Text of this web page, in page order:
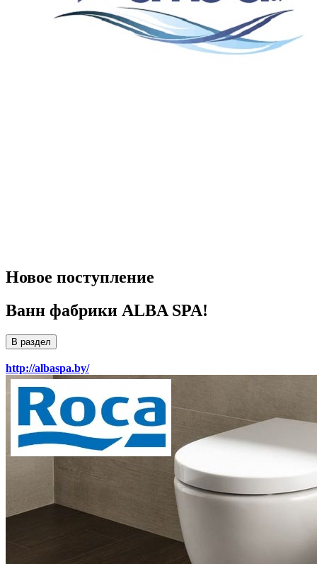
Новое поступление
Ванн фабрики ALBA SPA!
В раздел
http://albaspa.by/